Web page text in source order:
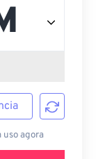
uso agora